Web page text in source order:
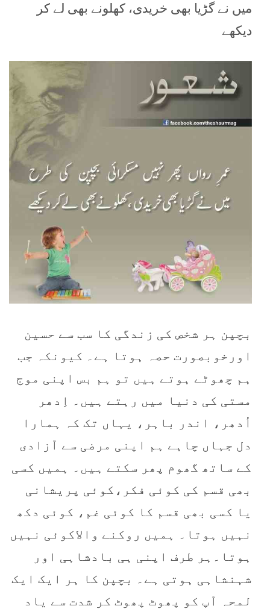
میں نے گڑیا بھی خریدی، کھلونے بھی لے کر
دیکھے
بچپن ہر شخص کی زندگی کا سب سے حسین
اورخوبصورت حصہ ہوتا ہے۔ کیونکہ جب
ہم چھوٹے ہوتے ہیں تو ہم بس اپنی موج
مستی کی دنیا میں رہتے ہیں۔ اِدھر
اُدھر، اندر باہر، یہاں تک کہ ہمارا
دل جہاں چاہے ہم اپنی مرضی سے آزادی
کے ساتھ گھوم پھر سکتے ہیں۔ ہمیں کسی
بھی قسم کی کوئی فکر،کوئی پریشانی
یا کسی بھی قسم کا کوئی غم، کوئی دکھ
نہیں ہوتا۔ ہمیں روکنے والاکوئی نہیں
ہوتا۔ہر طرف اپنی ہی بادشاہی اور
شہنشاہی ہوتی ہے۔ بچپن کا ہر ایک ایک
لمحہ آپ کو پھوٹ پھوٹ کر شدت سے یاد